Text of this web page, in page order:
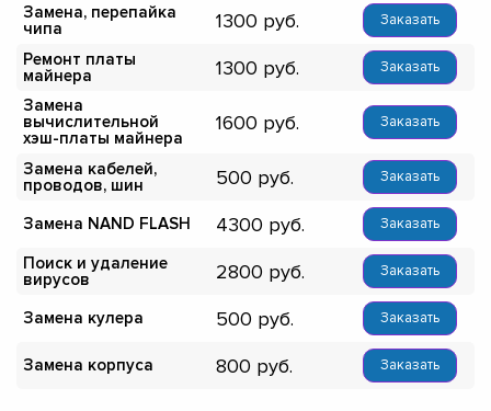
Замена, перепайка
чипа
1300 Заказать
Ремонт платы
майнера
1300 Заказать
Замена
вычислительной
хэш-платы майнера
1600 Заказать
Замена кабелей,
проводов, шин
500 Заказать
Замена NAND FLASH 4300 Заказать
Поиск и удаление
вирусов
2800 Заказать
Замена кулера 500 Заказать
Замена корпуса 800 Заказать